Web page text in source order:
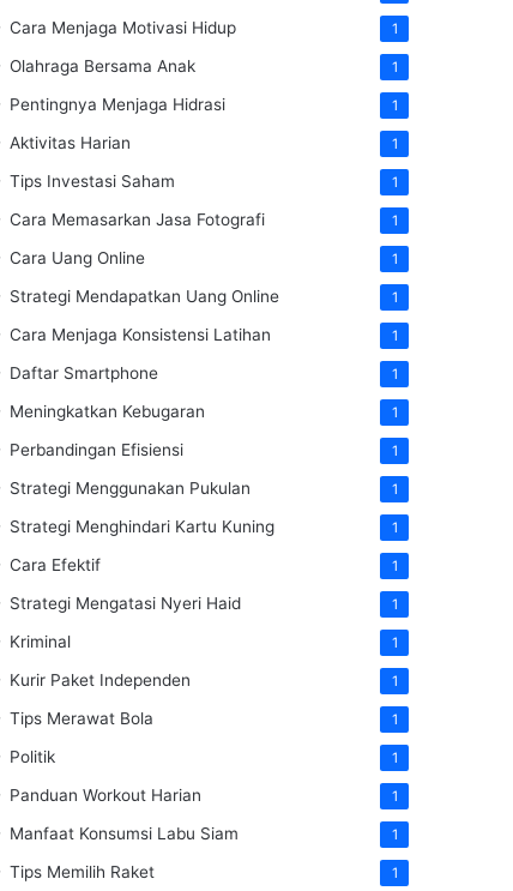
Cara Menjaga Motivasi Hidup 1
Olahraga Bersama Anak 1
Pentingnya Menjaga Hidrasi 1
Aktivitas Harian 1
Tips Investasi Saham 1
Cara Memasarkan Jasa Fotografi 1
Cara Uang Online 1
Strategi Mendapatkan Uang Online 1
Cara Menjaga Konsistensi Latihan 1
Daftar Smartphone 1
Meningkatkan Kebugaran 1
Perbandingan Efisiensi 1
Strategi Menggunakan Pukulan 1
Strategi Menghindari Kartu Kuning 1
Cara Efektif 1
Strategi Mengatasi Nyeri Haid 1
Kriminal 1
Kurir Paket Independen 1
Tips Merawat Bola 1
Politik 1
Panduan Workout Harian 1
Manfaat Konsumsi Labu Siam 1
Tips Memilih Raket 1